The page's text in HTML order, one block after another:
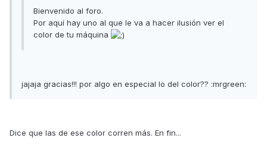
Bienvenido al foro.
Por aquí hay uno al que le va a hacer ilusión ver el
color de tu máquina
jajaja gracias!!! por algo en especial lo del color?? :mrgreen:
Dice que las de ese color corren más. En fin...